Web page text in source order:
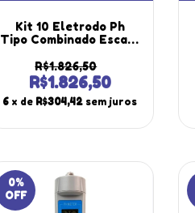
Kit 10 Eletrodo Ph
Tipo Combinado Escala
Policarbonato Vidro
Bnc Epc-70 Portátil
Instrutherm
R$1.826,50
R$1.826,50
6 x de R$304,42 sem juros
0%
OFF